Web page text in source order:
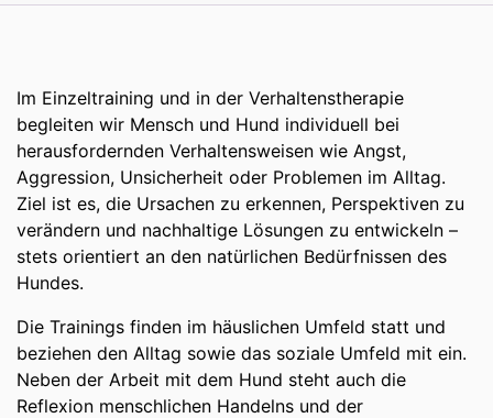
Im Einzeltraining und in der Verhaltenstherapie
begleiten wir Mensch und Hund individuell bei
herausfordernden Verhaltensweisen wie Angst,
Aggression, Unsicherheit oder Problemen im Alltag.
Ziel ist es, die Ursachen zu erkennen, Perspektiven zu
verändern und nachhaltige Lösungen zu entwickeln –
stets orientiert an den natürlichen Bedürfnissen des
Hundes.
Die Trainings finden im häuslichen Umfeld statt und
beziehen den Alltag sowie das soziale Umfeld mit ein.
Neben der Arbeit mit dem Hund steht auch die
Reflexion menschlichen Handelns und der